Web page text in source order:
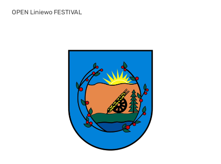
OPEN Liniewo FESTIVAL